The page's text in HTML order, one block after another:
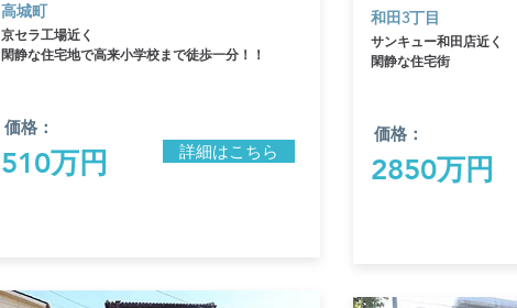
​高城町
​京セラ工場近く
​閑静な住宅地で高来小学校まで徒歩一分！！
価格：
510万円 詳細はこちら
​和田3丁目
サンキュー和田店近く
​閑静な住宅街
価格：
2850万円